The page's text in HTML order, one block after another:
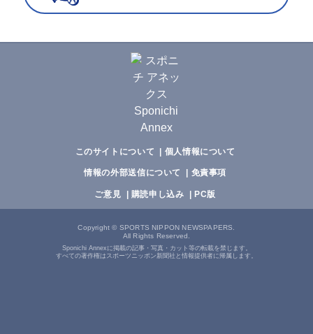
このサイトについて 個人情報について
情報の外部送信について 免責事項
ご意見 購読申し込み PC版
Copyright© SPORTS NIPPON NEWSPAPERS.
All Rights Reserved.
Sponichi Annexに掲載の記事・写真・カット等の転載を禁じます。
すべての著作権はスポーツニッポン新聞社と情報提供者に帰属します。